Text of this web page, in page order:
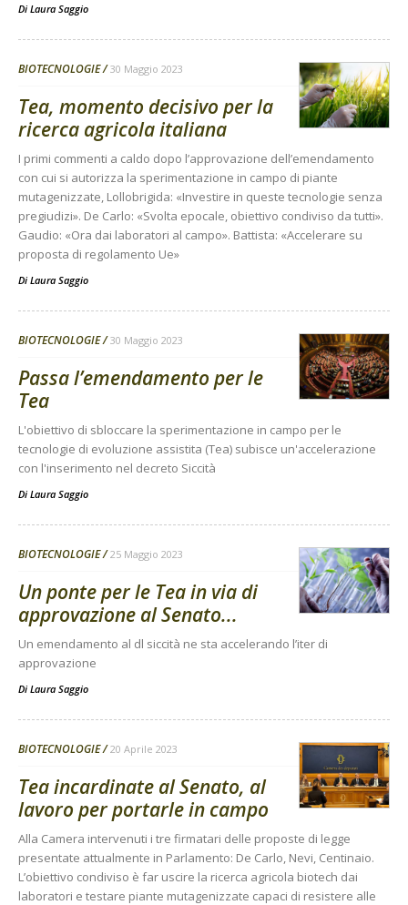
Di Laura Saggio
BIOTECNOLOGIE 30 Maggio 2023
Tea, momento decisivo per la
ricerca agricola italiana
I primi commenti a caldo dopo l’approvazione dell’emendamento
con cui si autorizza la sperimentazione in campo di piante
mutagenizzate, Lollobrigida: «Investire in queste tecnologie senza
pregiudizi». De Carlo: «Svolta epocale, obiettivo condiviso da tutti».
Gaudio: «Ora dai laboratori al campo». Battista: «Accelerare su
proposta di regolamento Ue»
Di Laura Saggio
BIOTECNOLOGIE 30 Maggio 2023
Passa l’emendamento per le
Tea
L'obiettivo di sbloccare la sperimentazione in campo per le
tecnologie di evoluzione assistita (Tea) subisce un'accelerazione
con l'inserimento nel decreto Siccità
Di Laura Saggio
BIOTECNOLOGIE 25 Maggio 2023
Un ponte per le Tea in via di
approvazione al Senato...
Un emendamento al dl siccità ne sta accelerando l’iter di
approvazione
Di Laura Saggio
BIOTECNOLOGIE 20 Aprile 2023
Tea incardinate al Senato, al
lavoro per portarle in campo
Alla Camera intervenuti i tre firmatari delle proposte di legge
presentate attualmente in Parlamento: De Carlo, Nevi, Centinaio.
L’obiettivo condiviso è far uscire la ricerca agricola biotech dai
laboratori e testare piante mutagenizzate capaci di resistere alle